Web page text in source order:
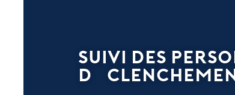
Suivi des